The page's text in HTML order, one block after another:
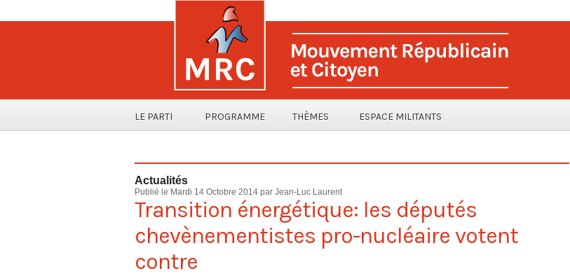
LE PARTI PROGRAMME THÈMES ESPACE MILITANTS
Actualités
Publié le Mardi 14 Octobre 2014 par Jean-Luc Laurent
Transition énergétique: les députés
chevènementistes pro-nucléaire votent
contre